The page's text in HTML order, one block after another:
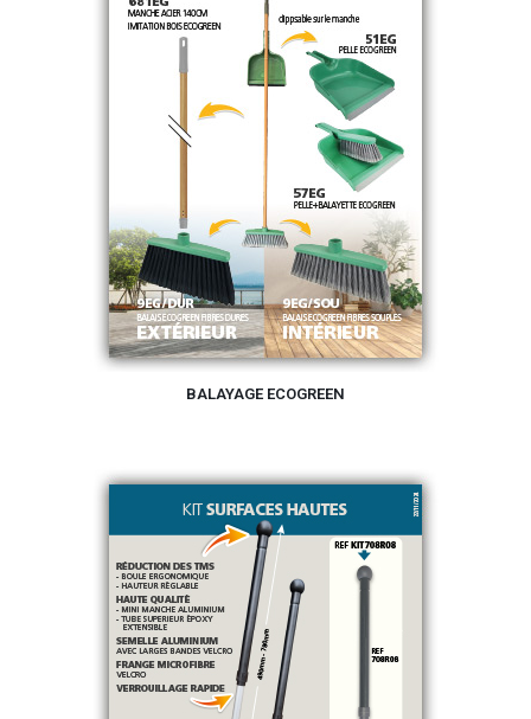
BALAYAGE ECOGREEN